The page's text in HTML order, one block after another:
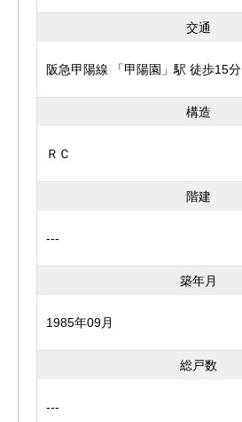
交通
阪急甲陽線 「甲陽園」駅 徒歩15分
構造
ＲＣ
階建
---
築年月
1985年09月
総戸数
---